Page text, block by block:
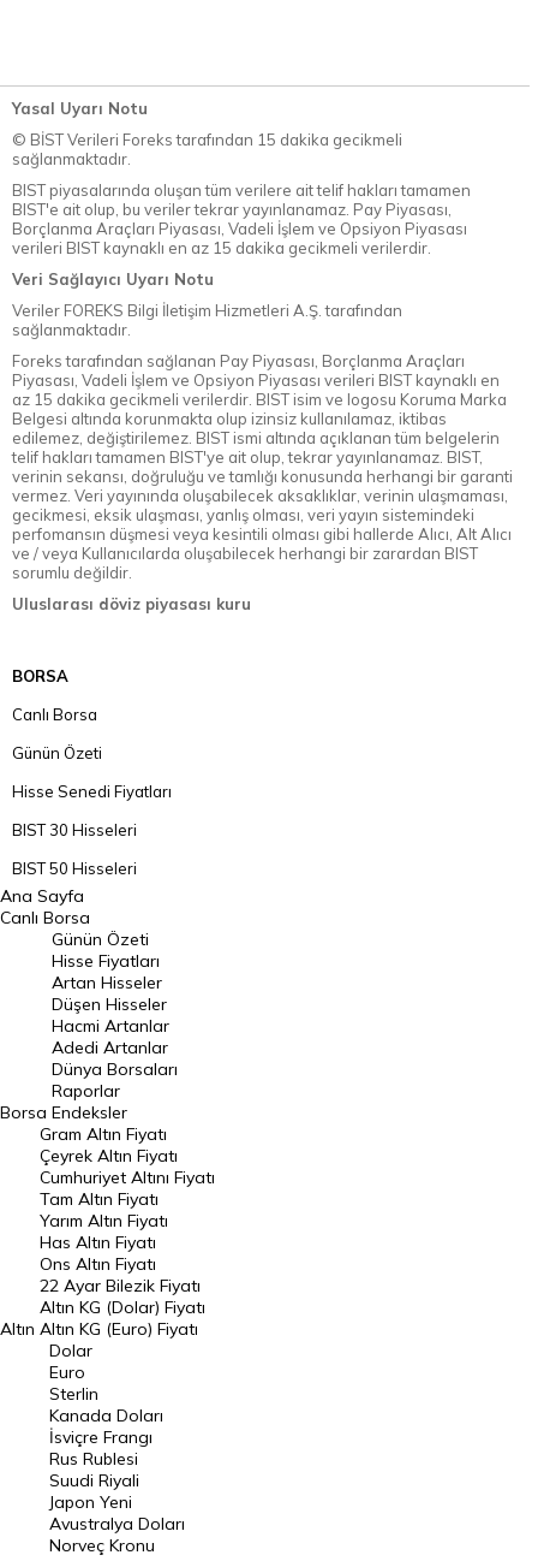
Yasal Uyarı Notu
© BİST Verileri Foreks tarafından 15 dakika gecikmeli
sağlanmaktadır.
BIST piyasalarında oluşan tüm verilere ait telif hakları tamamen
BIST'e ait olup, bu veriler tekrar yayınlanamaz. Pay Piyasası,
Borçlanma Araçları Piyasası, Vadeli İşlem ve Opsiyon Piyasası
verileri BIST kaynaklı en az 15 dakika gecikmeli verilerdir.
Veri Sağlayıcı Uyarı Notu
Veriler FOREKS Bilgi İletişim Hizmetleri A.Ş. tarafından
sağlanmaktadır.
Foreks tarafından sağlanan Pay Piyasası, Borçlanma Araçları
Piyasası, Vadeli İşlem ve Opsiyon Piyasası verileri BIST kaynaklı en
az 15 dakika gecikmeli verilerdir. BIST isim ve logosu Koruma Marka
Belgesi altında korunmakta olup izinsiz kullanılamaz, iktibas
edilemez, değiştirilemez. BIST ismi altında açıklanan tüm belgelerin
telif hakları tamamen BIST'ye ait olup, tekrar yayınlanamaz. BIST,
verinin sekansı, doğruluğu ve tamlığı konusunda herhangi bir garanti
vermez. Veri yayınında oluşabilecek aksaklıklar, verinin ulaşmaması,
gecikmesi, eksik ulaşması, yanlış olması, veri yayın sistemindeki
perfomansın düşmesi veya kesintili olması gibi hallerde Alıcı, Alt Alıcı
ve / veya Kullanıcılarda oluşabilecek herhangi bir zarardan BIST
sorumlu değildir.
Uluslarası döviz piyasası kuru
BORSA
Canlı Borsa
Günün Özeti
Hisse Senedi Fiyatları
BIST 30 Hisseleri
BIST 50 Hisseleri
BIST 100 Hisseleri
En Çok Artan Hisseler
En Çok Düşen Hisseler
Hacmi Artanlar
Geçmiş Kapanışlar
Dünya Borsaları
Raporlar
Endeksler
DÖVİZ
Döviz Kuru
Dolar Kuru
Euro Kuru
Pound Kuru
Frank Kuru
Riyal Kuru
Avustralya Doları
Danimarka Kronu Kuru
Ana Sayfa
Canlı Borsa
Borsa
Günün Özeti
Hisse Fiyatları
Artan Hisseler
Düşen Hisseler
Hacmi Artanlar
Adedi Artanlar
Dünya Borsaları
Raporlar
Endeksler
Altın
Gram Altın Fiyatı
Çeyrek Altın Fiyatı
Cumhuriyet Altını Fiyatı
Tam Altın Fiyatı
Yarım Altın Fiyatı
Has Altın Fiyatı
Ons Altın Fiyatı
22 Ayar Bilezik Fiyatı
Altın KG (Dolar) Fiyatı
Altın KG (Euro) Fiyatı
Dolar
Euro
Sterlin
Kanada Doları
İsviçre Frangı
Rus Rublesi
Suudi Riyali
Japon Yeni
Avustralya Doları
Norveç Kronu